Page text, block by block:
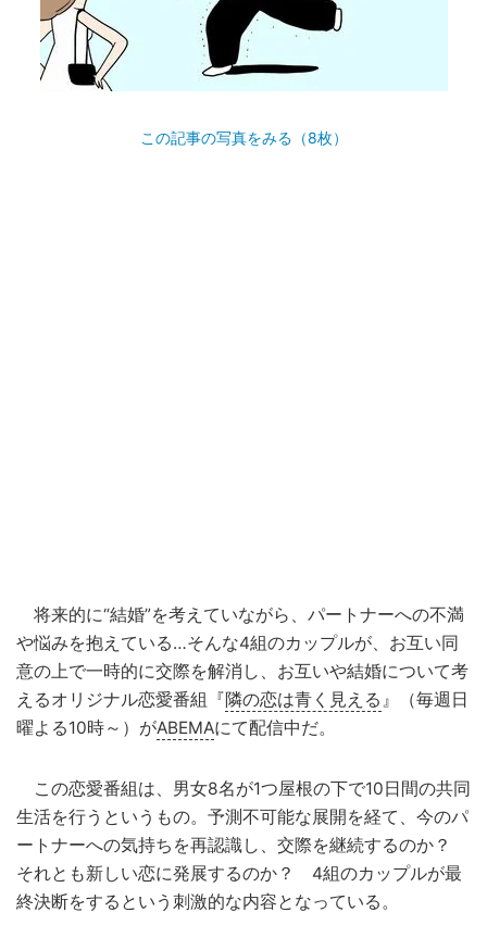
この記事の写真をみる（8枚）
将来的に“結婚”を考えていながら、パートナーへの不満
や悩みを抱えている…そんな4組のカップルが、お互い同
意の上で一時的に交際を解消し、お互いや結婚について考
えるオリジナル恋愛番組『隣の恋は青く見える 』（毎週日
曜よる10時～）がABEMAにて配信中だ。
この恋愛番組は、男女8名が1つ屋根の下で10日間の共同
生活を行うというもの。予測不可能な展開を経て、今のパ
ートナーへの気持ちを再認識し、交際を継続するのか？
それとも新しい恋に発展するのか？ 4組のカップルが最
終決断をするという刺激的な内容となっている。